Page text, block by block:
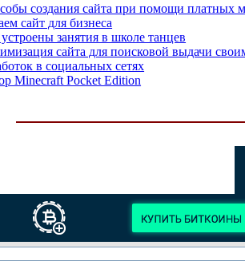
создания сайта при помощи платных
сайт для бизнеса
занятия в школе танцев
сайта для поисковой выдачи
в социальных сетях
Minecraft Pocket Edition